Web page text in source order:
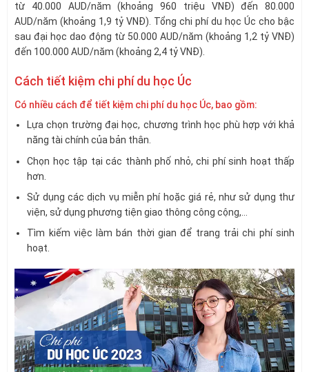
từ 40.000 AUD/năm (khoảng 960 triệu VNĐ) đến 80.000
AUD/năm (khoảng 1,9 tỷ VNĐ). Tổng chi phí du học Úc cho bậc
sau đại học dao động từ 50.000 AUD/năm (khoảng 1,2 tỷ VNĐ)
đến 100.000 AUD/năm (khoảng 2,4 tỷ VNĐ).
Cách tiết kiệm chi phí du học Úc
Có nhiều cách để tiết kiệm chi phí du học Úc, bao gồm:
Lựa chọn trường đại học, chương trình học phù hợp với khả
năng tài chính của bản thân.
Chọn học tập tại các thành phố nhỏ, chi phí sinh hoạt thấp
hơn.
Sử dụng các dịch vụ miễn phí hoặc giá rẻ, như sử dụng thư
viện, sử dụng phương tiện giao thông công cộng,…
Tìm kiếm việc làm bán thời gian để trang trải chi phí sinh
hoạt.